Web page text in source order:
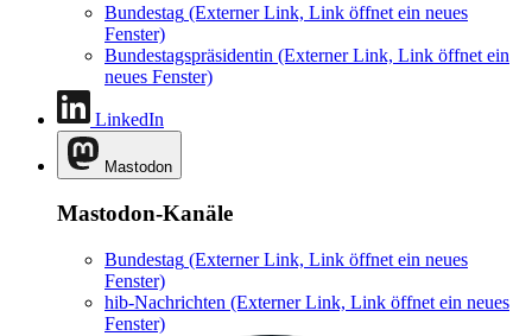
Bundestag (Externer Link, Link öffnet ein neues
Fenster)
Bundestagspräsidentin (Externer Link, Link öffnet ein
neues Fenster)
LinkedIn
Mastodon
Mastodon-Kanäle
Bundestag (Externer Link, Link öffnet ein neues
Fenster)
hib-Nachrichten (Externer Link, Link öffnet ein neues
Fenster)